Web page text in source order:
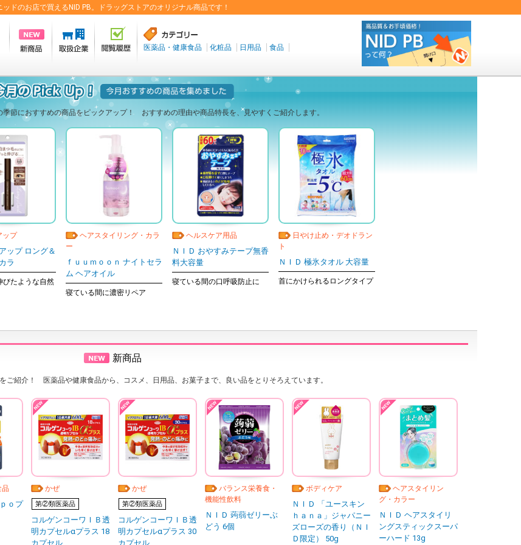
ッドのお店で買えるNID PB。ドラッグストアのオリジナル商品です！
医薬品・健康食品 化粧品 日用品 食品
季節におすすめの商品をピックアップ！ おすすめの理由や商品特長を、見やすくご紹介します。
ップ
ップ ロング＆
ラ
びたような自然
ヘアスタイリング・カラ
ー
ｆｕｕｍｏｏｎ ナイトセラ
ム ヘアオイル
寝ている間に濃密リペア
ヘルスケア用品
ＮＩＤ おやすみテープ無香
料大容量
寝ている間の口呼吸防止に
日やけ止め・デオドラン
ト
ＮＩＤ 極氷タオル 大容量
首にかけられるロングタイプ
新商品
ご紹介！ 医薬品や健康食品から、コスメ、日用品、お菓子まで、良い品をとりそろえています。
品
ｏプ
かぜ
第②類医薬品
コルゲンコーワＩＢ透
明カプセルαプラス 18
カプセル
かぜ
第②類医薬品
コルゲンコーワＩＢ透
明カプセルαプラス 30
カプセル
バランス栄養食・
機能性飲料
ＮＩＤ 蒟蒻ゼリーぶ
どう 6個
ボディケア
ＮＩＤ 「ユースキン
ｈａｎａ」ジャパニー
ズローズの香り（ＮＩ
Ｄ限定） 50g
ヘアスタイリン
グ・カラー
ＮＩＤ ヘアスタイリ
ングスティックスーパ
ーハード 13g